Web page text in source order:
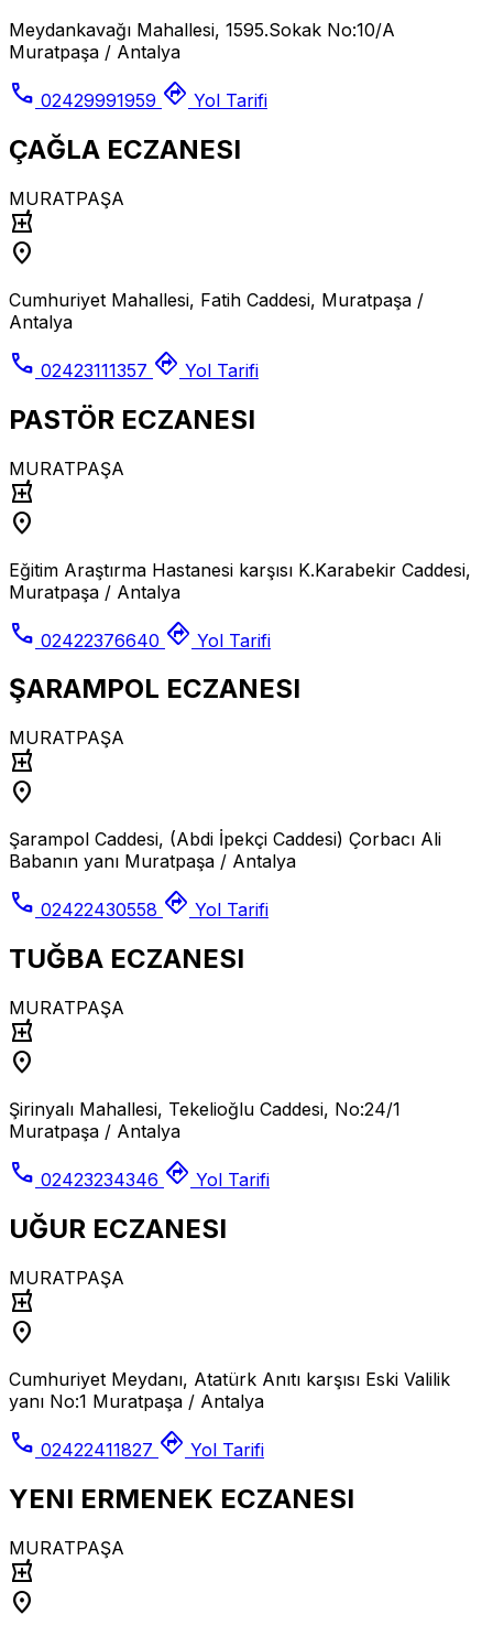
Meydankavağı Mahallesi, 1595.Sokak No:10/A
Muratpaşa / Antalya
call 02429991959 directions Yol Tarifi
ÇAĞLA ECZANESI
MURATPAŞA
local_pharmacy
location_on
Cumhuriyet Mahallesi, Fatih Caddesi, Muratpaşa /
Antalya
call 02423111357 directions Yol Tarifi
PASTÖR ECZANESI
MURATPAŞA
local_pharmacy
location_on
Eğitim Araştırma Hastanesi karşısı K.Karabekir Caddesi,
Muratpaşa / Antalya
call 02422376640 directions Yol Tarifi
ŞARAMPOL ECZANESI
MURATPAŞA
local_pharmacy
location_on
Şarampol Caddesi, (Abdi İpekçi Caddesi) Çorbacı Ali
Babanın yanı Muratpaşa / Antalya
call 02422430558 directions Yol Tarifi
TUĞBA ECZANESI
MURATPAŞA
local_pharmacy
location_on
Şirinyalı Mahallesi, Tekelioğlu Caddesi, No:24/1
Muratpaşa / Antalya
call 02423234346 directions Yol Tarifi
UĞUR ECZANESI
MURATPAŞA
local_pharmacy
location_on
Cumhuriyet Meydanı, Atatürk Anıtı karşısı Eski Valilik
yanı No:1 Muratpaşa / Antalya
call 02422411827 directions Yol Tarifi
YENI ERMENEK ECZANESI
MURATPAŞA
local_pharmacy
location_on